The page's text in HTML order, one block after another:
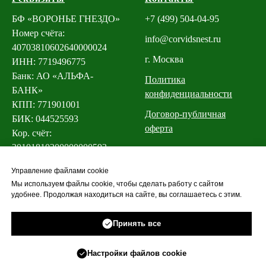
БФ «ВОРОНЬЕ ГНЕЗДО»
Номер счёта:
40703810602640000024
ИНН: 7719496775
Банк: АО «АЛЬФА-
БАНК»
КПП: 771901001
БИК: 044525593
Кор. счёт:
30101810200000000593
+7 (499) 504-04-95
info@corvidsnest.ru
г. Москва
Политика
конфиденциальности
Договор-публичная
оферта
Управление файлами cookie
Мы используем файлы cookie, чтобы сделать работу с сайтом
удобнее. Продолжая находиться на сайте, вы соглашаетесь с этим.
Принять все
Настройки файлов cookie
Made on Tilda